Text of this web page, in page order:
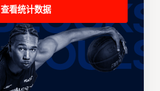
查看统计数据